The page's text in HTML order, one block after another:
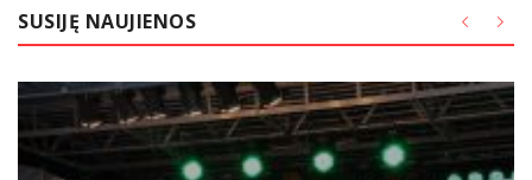
SUSIJĘ NAUJIENOS